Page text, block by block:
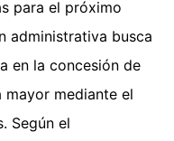
para el próximo
administrativa busca
en la concesión de
mediante el
Según el